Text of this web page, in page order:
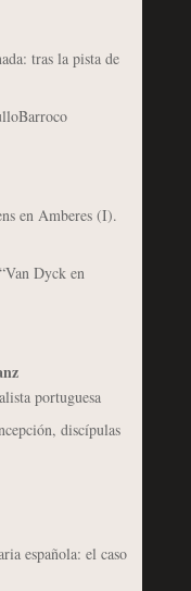
tras la pista de
en Amberes (I).
Dyck en
portuguesa
discípulas
española: el caso